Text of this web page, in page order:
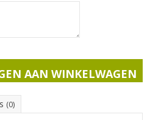
AAN WINKELWAGEN
(0)